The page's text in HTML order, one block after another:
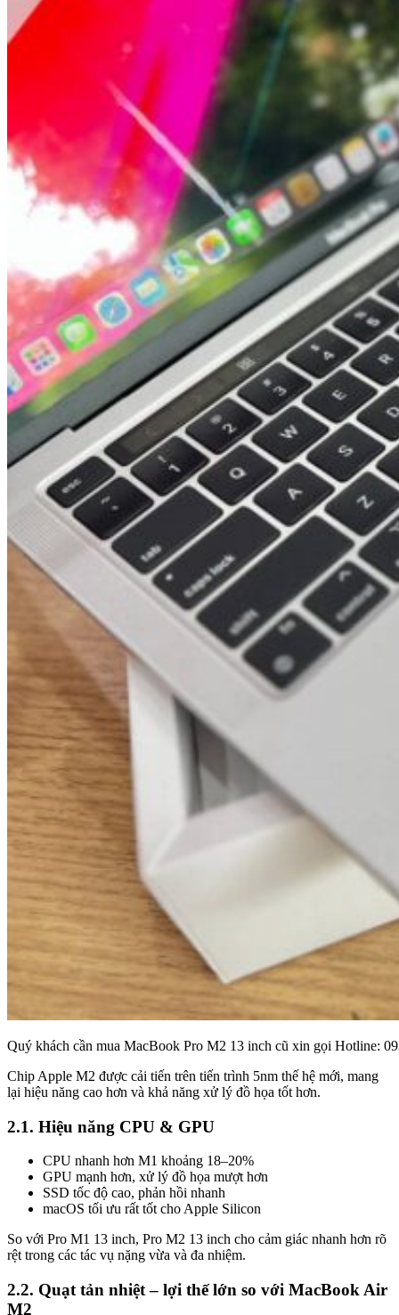
Quý khách cần mua MacBook Pro M2 13 inch cũ xin gọi Hotline:
Chip Apple M2 được cải tiến trên tiến trình 5nm thế hệ mới, mang
lại hiệu năng cao hơn và khả năng xử lý đồ họa tốt hơn.
2.1. Hiệu năng CPU & GPU
CPU nhanh hơn M1 khoảng 18–20%
GPU mạnh hơn, xử lý đồ họa mượt hơn
SSD tốc độ cao, phản hồi nhanh
macOS tối ưu rất tốt cho Apple Silicon
So với Pro M1 13 inch, Pro M2 13 inch cho cảm giác nhanh hơn rõ
rệt trong các tác vụ nặng vừa và đa nhiệm.
2.2. Quạt tản nhiệt – lợi thế lớn so với MacBook Air
M2